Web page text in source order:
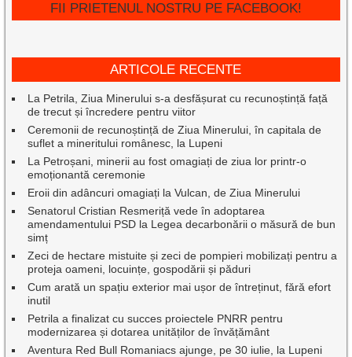
FII PRIETENUL NOSTRU PE FACEBOOK!
ARTICOLE RECENTE
La Petrila, Ziua Minerului s-a desfășurat cu recunoștință față
de trecut și încredere pentru viitor
Ceremonii de recunoștință de Ziua Minerului, în capitala de
suflet a mineritului românesc, la Lupeni
La Petroșani, minerii au fost omagiați de ziua lor printr-o
emoționantă ceremonie
Eroii din adâncuri omagiați la Vulcan, de Ziua Minerului
Senatorul Cristian Resmeriță vede în adoptarea
amendamentului PSD la Legea decarbonării o măsură de bun
simț
Zeci de hectare mistuite și zeci de pompieri mobilizați pentru a
proteja oameni, locuințe, gospodării și păduri
Cum arată un spațiu exterior mai ușor de întreținut, fără efort
inutil
Petrila a finalizat cu succes proiectele PNRR pentru
modernizarea și dotarea unităților de învățământ
Aventura Red Bull Romaniacs ajunge, pe 30 iulie, la Lupeni